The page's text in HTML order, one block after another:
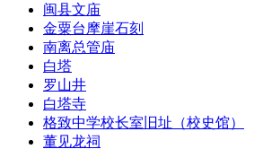
闽县文庙
金粟台摩崖石刻
南离总管庙
白塔
罗山井
白塔寺
格致中学校长室旧址（校史馆）
董见龙祠